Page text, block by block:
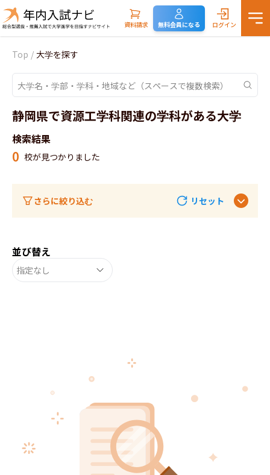
資料請求 無料会員になる ログイン
Top / 大学を探す
静岡県で資源工学科関連の学科がある大学
検索結果
0 校が見つかりました
さらに絞り込む リセット
並び替え
指定なし